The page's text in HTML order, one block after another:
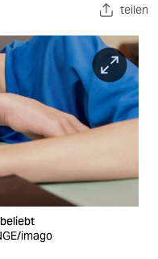
teilen
imago